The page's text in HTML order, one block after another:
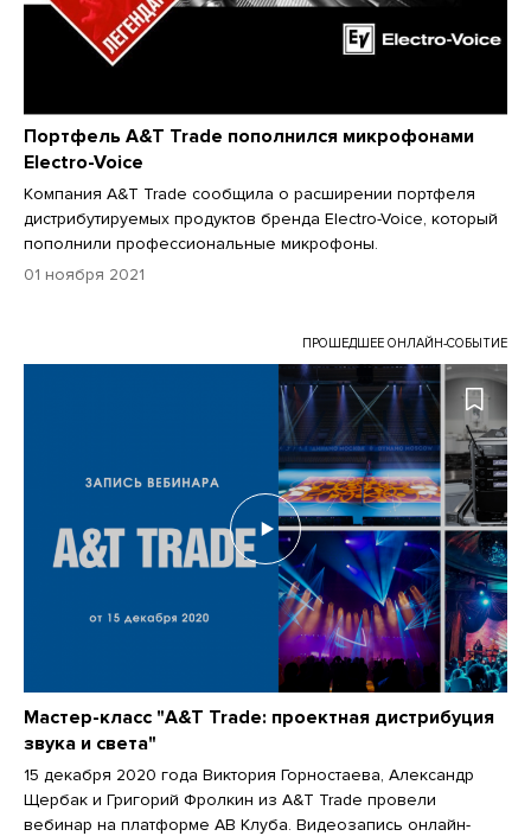
Портфель A&T Trade пополнился микрофонами
Electro-Voice
Компания A&T Trade сообщила о расширении портфеля
дистрибутируемых продуктов бренда Electro-Voice, который
пополнили профессиональные микрофоны.
01 ноября 2021
ПРОШЕДШЕЕ ОНЛАЙН-СОБЫТИЕ
Мастер-класс "A&T Trade: проектная дистрибуция
звука и света"
15 декабря 2020 года Виктория Горностаева, Александр
Щербак и Григорий Фролкин из A&T Trade провели
вебинар на платформе АВ Клуба. Видеозапись онлайн-